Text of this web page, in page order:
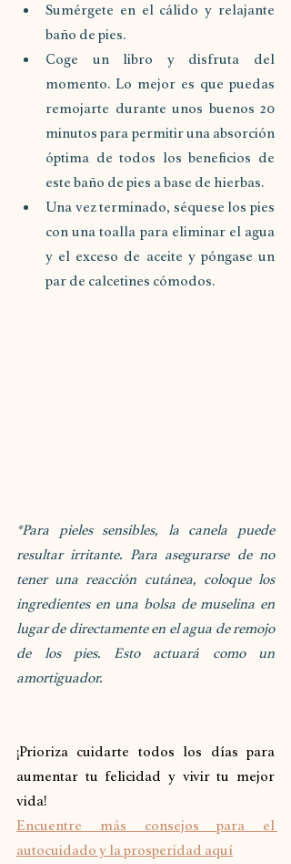
Sumérgete en el cálido y relajante
baño de pies.
Coge un libro y disfruta del
momento. Lo mejor es que puedas
remojarte durante unos buenos 20
minutos para permitir una absorción
óptima de todos los beneficios de
este baño de pies a base de hierbas.
Una vez terminado, séquese los pies
con una toalla para eliminar el agua
y el exceso de aceite y póngase un
par de calcetines cómodos.
*Para pieles sensibles, la canela puede
resultar irritante. Para asegurarse de no
tener una reacción cutánea, coloque los
ingredientes en una bolsa de muselina en
lugar de directamente en el agua de remojo
de los pies. Esto actuará como un
amortiguador.
¡Prioriza cuidarte todos los días para
aumentar tu felicidad y vivir tu mejor
vida!
Encuentre más consejos para el
autocuidado y la prosperidad aquí